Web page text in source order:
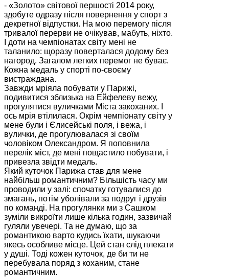
- «Золото» світової першості 2014 року,
здобуте одразу після повернення у спорт з
декретної відпустки. На мою перемогу після
тривалої перерви не очікував, мабуть, ніхто.
І доти на чемпіонатах світу мені не
таланило: щоразу поверталася додому без
нагород. Загалом легких перемог не буває.
Кожна медаль у спорті по-своєму
вистраждана.
Завжди мріяла побувати у Парижі,
подивитися зблизька на Ейфелеву вежу,
прогулятися вуличками Міста закоханих. І
ось мрія втілилася. Окрім чемпіонату світу у
мене були і Єлисейські поля, і вежа, і
вулички, де прогулювалася зі своїм
чоловіком Олександром. Я поповнила
перелік міст, де мені пощастило побувати, і
привезла звідти медаль.
Який куточок Парижа став для мене
найбільш романтичним? Більшість часу ми
проводили у залі: спочатку готувалися до
змагань, потім уболівали за подруг і друзів
по команді. На прогулянки ми з Сашком
зуміли викроїти лише кілька годин, зазвичай
гуляли увечері. Та не думаю, що за
романтикою варто кудись їхати, шукаючи
якесь особливе місце. Цей стан слід плекати
у душі. Тоді кожен куточок, де би ти не
перебувала поряд з коханим, стане
романтичним.